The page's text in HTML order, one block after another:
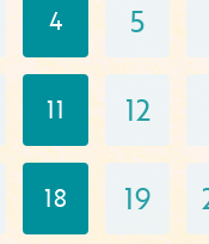
4 5
11 12
18 19